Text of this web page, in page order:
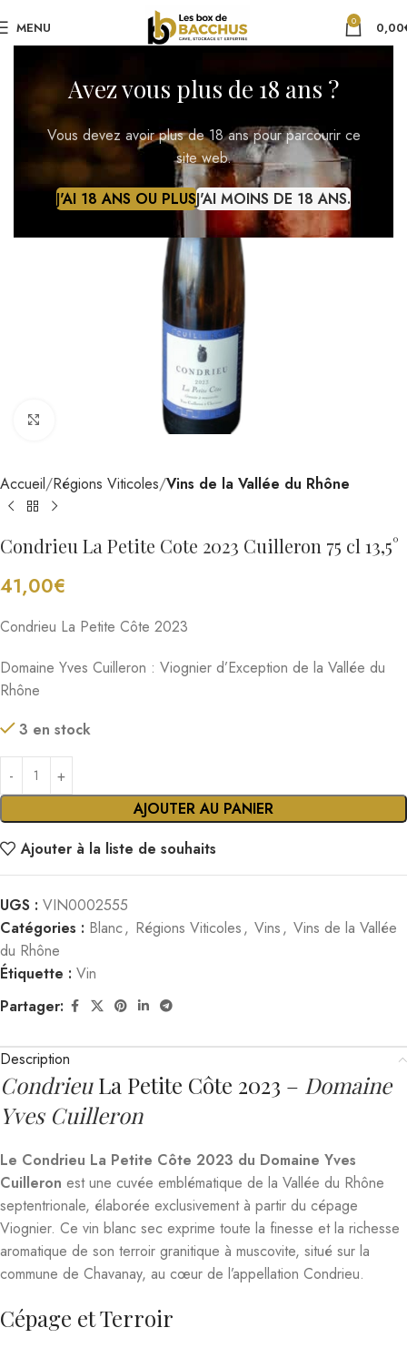
Avez vous plus de 18 ans ?
Vous devez avoir plus de 18 ans pour parcourir ce
site web.
J'AI 18 ANS OU PLUSJ'AI MOINS DE 18 ANS.
MENU 0 0,00
Cliquez pour agrandir
Accueil Régions Viticoles Vins de la Vallée du Rhône
Condrieu La Petite Cote 2023 Cuilleron 75 cl 13,5°
41,00€
Condrieu La Petite Côte 2023
Domaine Yves Cuilleron : Viognier d’Exception de la Vallée du
Rhône
3 en stock
AJOUTER AU PANIER
Ajouter à la liste de souhaits
UGS : VIN0002555
Catégories : Blanc, Régions Viticoles, Vins, Vins de la Vallée
du Rhône
Étiquette : Vin
Partager:
Description
CondrieuLa Petite Côte 2023 – Domaine
Yves Cuilleron
Le Condrieu La Petite Côte 2023 du Domaine Yves
Cuilleron est une cuvée emblématique de la Vallée du Rhône
septentrionale, élaborée exclusivement à partir du cépage
Viognier. Ce vin blanc sec exprime toute la finesse et la richesse
aromatique de son terroir granitique à muscovite, situé sur la
commune de Chavanay, au cœur de l’appellation Condrieu.
Cépage et Terroir